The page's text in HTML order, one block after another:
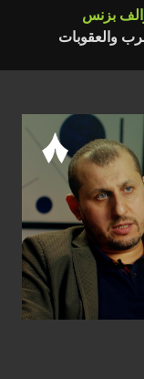
بزنس
والعقوبات